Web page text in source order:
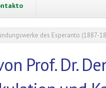
des Esperanto
Prof. Dr.